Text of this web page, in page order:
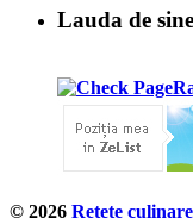
Lauda de sine
© 2026 Retete